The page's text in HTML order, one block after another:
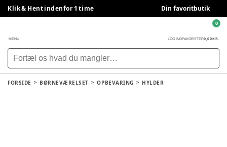
Klik & Hent indenfor 1 time Din favoritbutik
MENU LOG INDFAVORITTER0,00 KR.
0
FORSIDE BØRNEVÆRELSET OPBEVARING HYLDER